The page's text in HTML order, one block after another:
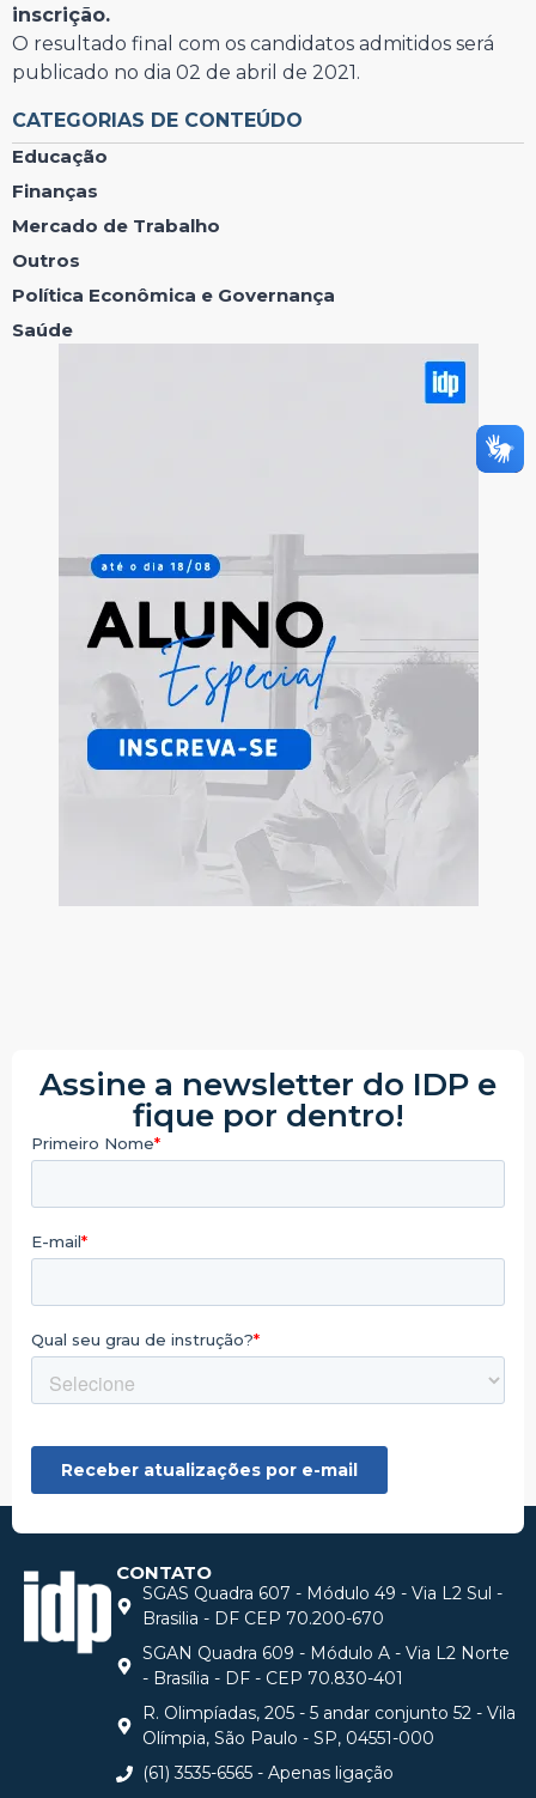
inscrição.
O resultado final com os candidatos admitidos será
publicado no dia 02 de abril de 2021.
CATEGORIAS DE CONTEÚDO
Educação
Finanças
Mercado de Trabalho
Outros
Política Econômica e Governança
Saúde
Assine a newsletter do IDP e
fique por dentro!
CONTATO
SGAS Quadra 607 - Módulo 49 - Via L2 Sul -
Brasilia - DF CEP 70.200-670
SGAN Quadra 609 - Módulo A - Via L2 Norte
- Brasília - DF - CEP 70.830-401
R. Olimpíadas, 205 - 5 andar conjunto 52 - Vila
Olímpia, São Paulo - SP, 04551-000
(61) 3535-6565 - Apenas ligação